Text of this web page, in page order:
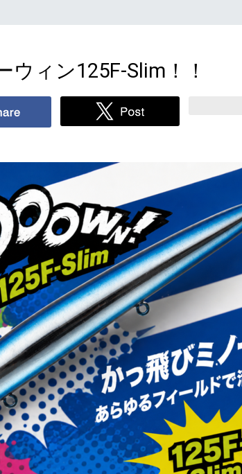
ィン125F-Slim！！